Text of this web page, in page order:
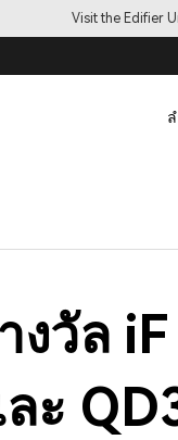
Visit the Edifier
วัล
ะ